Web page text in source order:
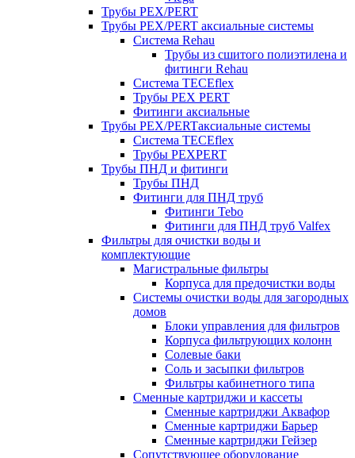
Трубы PEX/PERT
Трубы PEX/PERT аксиальные системы
Система Rehau
Трубы из сшитого полиэтилена и
фитинги Rehau
Система TECEflex
Трубы PEX PERT
Фитинги аксиальные
Трубы PEX/PERTаксиальные системы
Система TECEflex
Трубы PEXPERT
Трубы ПНД и фитинги
Трубы ПНД
Фитинги для ПНД труб
Фитинги Tebo
Фитинги для ПНД труб Valfex
Фильтры для очистки воды и
комплектующие
Магистральные фильтры
Корпуса для предочистки воды
Системы очистки воды для загородных
домов
Блоки управления для фильтров
Корпуса фильтрующих колонн
Солевые баки
Соль и засыпки фильтров
Фильтры кабинетного типа
Сменные картриджи и кассеты
Сменные картриджи Аквафор
Сменные картриджи Барьер
Сменные картриджи Гейзер
Сопутствующее оборудование